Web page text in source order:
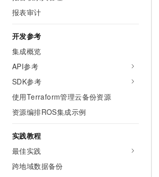
报表审计
开发参考
集成概览
API参考
SDK参考
使用Terraform管理云备份资源
资源编排ROS集成示例
实践教程
最佳实践
跨地域数据备份